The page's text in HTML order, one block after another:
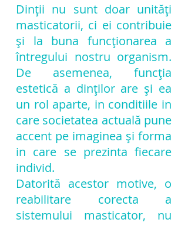
Dinții nu sunt doar unități
masticatorii, ci ei contribuie
și la buna funcționarea a
întregului nostru organism.
De asemenea, funcția
estetică a dinților are și ea
un rol aparte, in conditiile in
care societatea actuală pune
accent pe imaginea și forma
in care se prezinta fiecare
individ.
Datorită acestor motive, o
reabilitare corecta a
sistemului masticator, nu